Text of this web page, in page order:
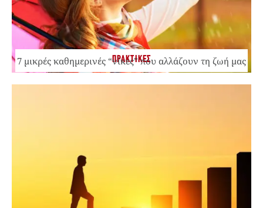
ΠΡΑΚΤΙΚΕΣ
7 μικρές καθημερινές “νίκες” που αλλάζουν τη ζωή μας